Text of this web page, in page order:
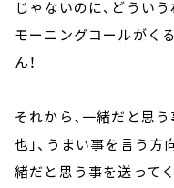
じゃないのに、どうい
モーニングコールがく
ん！
それから、一緒だと思
也」、うまい事を言う
緒だと思う事を送ってく